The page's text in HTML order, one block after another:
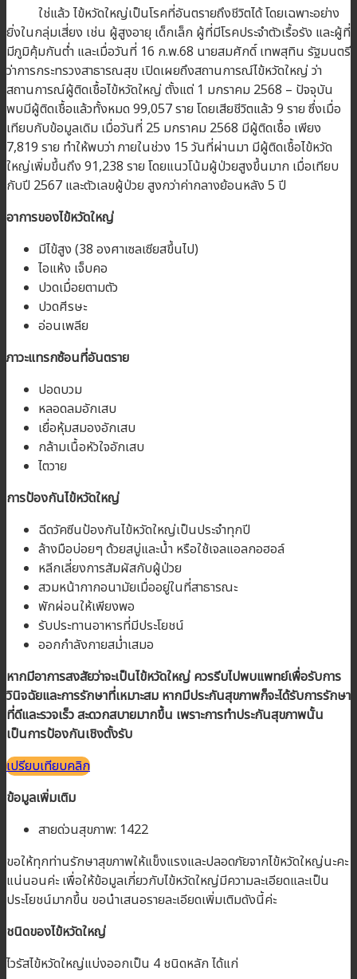
ใช่แล้ว ไข้หวัดใหญ่เป็นโรคที่อันตรายถึงชีวิตได้ โดยเฉพาะอย่าง
ยิ่งในกลุ่มเสี่ยง เช่น ผู้สูงอายุ เด็กเล็ก ผู้ที่มีโรคประจำตัวเรื้อรัง และผู้ที่
มีภูมิคุ้มกันต่ำ และเมื่อวันที่ 16 ก.พ.68 นายสมศักดิ์ เทพสุทิน รัฐมนตรี
ว่าการกระทรวงสาธารณสุข เปิดเผยถึงสถานการณ์ไข้หวัดใหญ่ ว่า
สถานการณ์ผู้ติดเชื้อไข้หวัดใหญ่ ตั้งแต่ 1 มกราคม 2568 – ปัจจุบัน
พบมีผู้ติดเชื้อแล้วทั้งหมด 99,057 ราย โดยเสียชีวิตแล้ว 9 ราย ซึ่งเมื่อ
เทียบกับข้อมูลเดิม เมื่อวันที่ 25 มกราคม 2568 มีผู้ติดเชื้อ เพียง
7,819 ราย ทำให้พบว่า ภายในช่วง 15 วันที่ผ่านมา มีผู้ติดเชื้อไข้หวัด
ใหญ่เพิ่มขึ้นถึง 91,238 ราย โดยแนวโน้มผู้ป่วยสูงขึ้นมาก เมื่อเทียบ
กับปี 2567 และตัวเลขผู้ป่วย สูงกว่าค่ากลางย้อนหลัง 5 ปี
อาการของไข้หวัดใหญ่
มีไข้สูง (38 องศาเซลเซียสขึ้นไป)
ไอแห้ง เจ็บคอ
ปวดเมื่อยตามตัว
ปวดศีรษะ
อ่อนเพลีย
ภาวะแทรกซ้อนที่อันตราย
ปอดบวม
หลอดลมอักเสบ
เยื่อหุ้มสมองอักเสบ
กล้ามเนื้อหัวใจอักเสบ
ไตวาย
การป้องกันไข้หวัดใหญ่
ฉีดวัคซีนป้องกันไข้หวัดใหญ่เป็นประจำทุกปี
ล้างมือบ่อยๆ ด้วยสบู่และน้ำ หรือใช้เจลแอลกอฮอล์
หลีกเลี่ยงการสัมผัสกับผู้ป่วย
สวมหน้ากากอนามัยเมื่ออยู่ในที่สาธารณะ
พักผ่อนให้เพียงพอ
รับประทานอาหารที่มีประโยชน์
ออกกำลังกายสม่ำเสมอ
หากมีอาการสงสัยว่าจะเป็นไข้หวัดใหญ่ ควรรีบไปพบแพทย์เพื่อรับการ
วินิจฉัยและการรักษาที่เหมาะสม หากมีประกันสุขภาพก็จะได้รับการรักษา
ที่ดีและรวจเร็ว สะดวกสบายมากขึ้น เพราะการทำประกันสุขภาพนั้น
เป็นการป้องกันเชิงตั้งรับ
เปรียบเทียบคลิก
ข้อมูลเพิ่มเติม
สายด่วนสุขภาพ: 1422
ขอให้ทุกท่านรักษาสุขภาพให้แข็งแรงและปลอดภัยจากไข้หวัดใหญ่นะคะ
แน่นอนค่ะ เพื่อให้ข้อมูลเกี่ยวกับไข้หวัดใหญ่มีความละเอียดและเป็น
ประโยชน์มากขึ้น ขอนำเสนอรายละเอียดเพิ่มเติมดังนี้ค่ะ
ชนิดของไข้หวัดใหญ่
ไวรัสไข้หวัดใหญ่แบ่งออกเป็น 4 ชนิดหลัก ได้แก่